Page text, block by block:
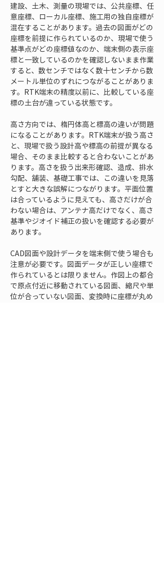
建設、土木、測量の現場では、公共座標、任
意座標、ローカル座標、施工用の独自座標が
混在することがあります。過去の図面がどの
座標を前提に作られているのか、現場で使う
基準点がどの座標値なのか、端末側の表示座
標と一致しているのかを確認しないまま作業
すると、数センチではなく数十センチから数
メートル単位のずれにつながることがありま
す。RTK端末の精度以前に、比較している座
標の土台が違っている状態です。
高さ方向では、楕円体高と標高の違いが問題
になることがあります。RTK端末が扱う高さ
と、現場で扱う設計高や標高の前提が異なる
場合、そのまま比較すると合わないことがあ
ります。高さを扱う出来形確認、造成、排水
勾配、舗装、基礎工事では、この違いを見落
とすと大きな誤解につながります。平面位置
は合っているように見えても、高さだけが合
わない場合は、アンテナ高だけでなく、高さ
基準やジオイド補正の扱いを確認する必要が
あります。
CAD図面や設計データを端末側で使う場合も
注意が必要です。図面データが正しい座標で
作られているとは限りません。作図上の都合
で原点付近に移動されている図面、縮尺や単
位が合っていない図面、変換時に座標が丸め